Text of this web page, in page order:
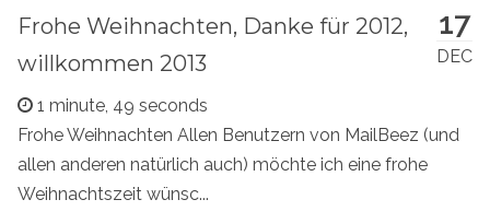
17
DEC
Frohe Weihnachten, Danke für 2012,
willkommen 2013
1 minute, 49 seconds
Frohe Weihnachten Allen Benutzern von MailBeez (und
allen anderen natürlich auch) möchte ich eine frohe
Weihnachtszeit wünsc...